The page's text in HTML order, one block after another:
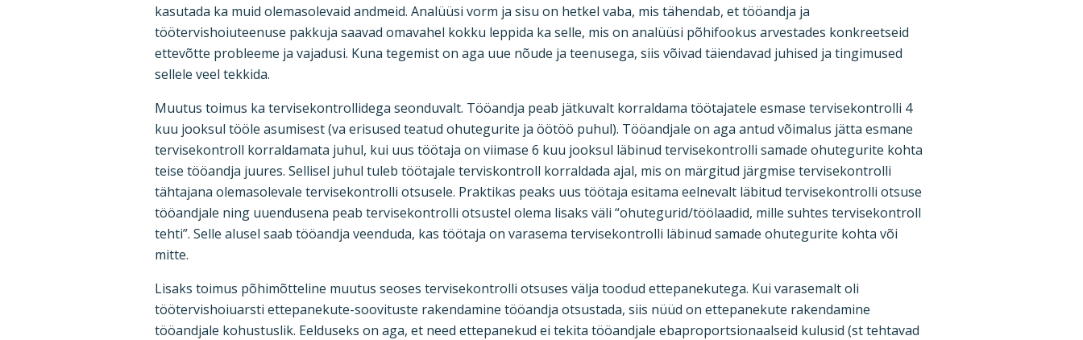
kasutada ka muid olemasolevaid andmeid. Analüüsi vorm ja sisu on hetkel vaba, mis tähendab, et tööandja ja
töötervishoiuteenuse pakkuja saavad omavahel kokku leppida ka selle, mis on analüüsi põhifookus arvestades konkreetseid
ettevõtte probleeme ja vajadusi. Kuna tegemist on aga uue nõude ja teenusega, siis võivad täiendavad juhised ja tingimused
sellele veel tekkida.
Muutus toimus ka tervisekontrollidega seonduvalt. Tööandja peab jätkuvalt korraldama töötajatele esmase tervisekontrolli 4
kuu jooksul tööle asumisest (va erisused teatud ohutegurite ja öötöö puhul). Tööandjale on aga antud võimalus jätta esmane
tervisekontroll korraldamata juhul, kui uus töötaja on viimase 6 kuu jooksul läbinud tervisekontrolli samade ohutegurite kohta
teise tööandja juures. Sellisel juhul tuleb töötajale terviskontroll korraldada ajal, mis on märgitud järgmise tervisekontrolli
tähtajana olemasolevale tervisekontrolli otsusele. Praktikas peaks uus töötaja esitama eelnevalt läbitud tervisekontrolli otsuse
tööandjale ning uuendusena peab tervisekontrolli otsustel olema lisaks väli “ohutegurid/töölaadid, mille suhtes tervisekontroll
tehti”. Selle alusel saab tööandja veenduda, kas töötaja on varasema tervisekontrolli läbinud samade ohutegurite kohta või
mitte.
Lisaks toimus põhimõtteline muutus seoses tervisekontrolli otsuses välja toodud ettepanekutega. Kui varasemalt oli
töötervishoiuarsti ettepanekute-soovituste rakendamine tööandja otsustada, siis nüüd on ettepanekute rakendamine
tööandjale kohustuslik. Eelduseks on aga, et need ettepanekud ei tekita tööandjale ebaproportsionaalseid kulusid (st tehtavad